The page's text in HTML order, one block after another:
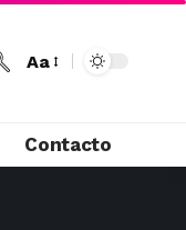
Aa
Contacto